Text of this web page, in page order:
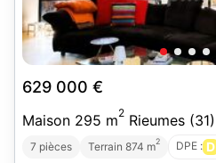
629 000 €
Maison 295 m2 Rieumes (31)
7 pièces Terrain 874 m2 DPE : D